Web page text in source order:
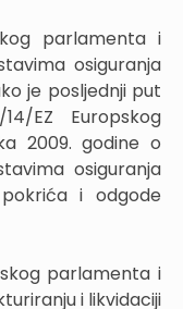
parlamenta i
osiguranja
je posljednji put
EZ Europskog
2009. godine o
osiguranja
i odgode
parlamenta i
i likvidaciji